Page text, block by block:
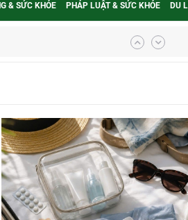
& SỨC KHỎE PHÁP LUẬT & SỨC KHỎE DU
khám
mới